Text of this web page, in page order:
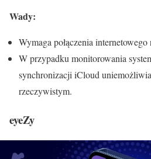
Wady:
Wymaga połączenia
W przypadku monitorowania
synchronizacji iCloud
rzeczywistym.
eyeZy